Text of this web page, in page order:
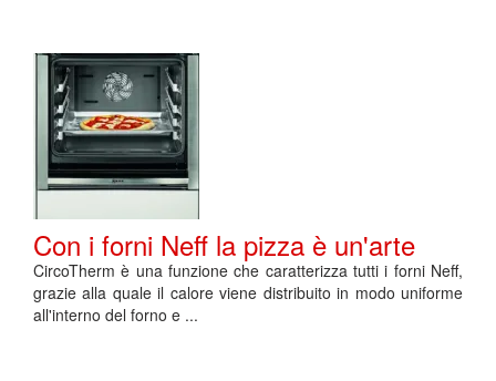
Con i forni Neff la pizza è un'arte
CircoTherm è una funzione che caratterizza tutti i forni Neff,
grazie alla quale il calore viene distribuito in modo uniforme
all'interno del forno e ...